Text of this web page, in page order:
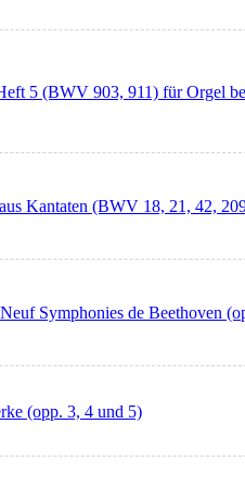
5 (BWV 903, 911) für Orgel
Kantaten (BWV 18, 21, 42,
Symphonies de Beethoven
(opp. 3, 4 und 5)